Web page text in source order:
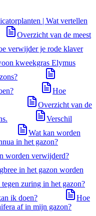
| Wat vertellen
Overzicht van de meest
verwijder je rode klaver
kweekgras Elymus
Hoe
Overzicht van de
Verschil
Wat kan worden
in het gazon?
worden verwijderd?
in het gazon worden
zuring in het gazon?
ik doen?
Hoe
af in mijn gazon?